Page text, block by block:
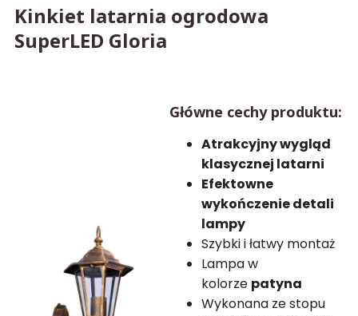
Kinkiet latarnia ogrodowa
SuperLED Gloria
Główne cechy produktu:
Atrakcyjny wygląd
klasycznej latarni
Efektowne
wykończenie detali
lampy
Szybki i łatwy montaż
Lampa w
kolorze patyna
Wykonana ze stopu